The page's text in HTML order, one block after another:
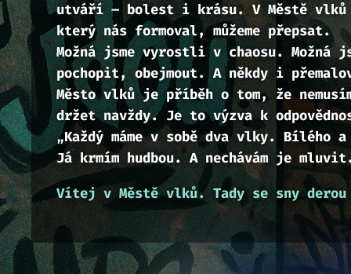
utváří – bolest i krásu. V Městě vlků
který nás formoval, můžeme přepsat.
Možná jsme vyrostli v chaosu.
pochopit, obejmout. A někdy i
Město vlků je příběh o tom, že
držet navždy. Je to výzva k
„Každý máme v sobě dva vlky. Bílého
Já krmím hudbou. A nechávám je
Vítej v Městě vlků. Tady se sny